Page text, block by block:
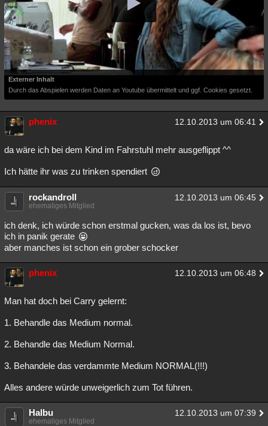
Lesenswert Schlüsselwörter
Externer Inhalt
Durch das Abspielen werden Daten an Youtube übermittelt und ggf. Cookies gesetzt.
phenix 12.10.2013 um 06:41
da wäre ich bei dem Kind im Fahrstuhl mehr ausgeflippt ^^
Ich hätte ihr was zu trinken spendiert
rockandroll 12.10.2013 um 06:45
ehemaliges Mitglied
ich denk, ich würde schon erstmal gucken, was da los ist, bevo
ich in panik gerate
aber manches ist schon ein grober schocker
phenix 12.10.2013 um 06:48
Man hat doch bei Carry gelernt:
1. Behandle das Medium normal.
2. Behandle das Medium Normal.
3. Behandele das verdammte Medium NORMAL(!!!)
Alles andere würde unweigerlich zum Tot führen.
Halbu 12.10.2013 um 07:39
ehemaliges Mitglied